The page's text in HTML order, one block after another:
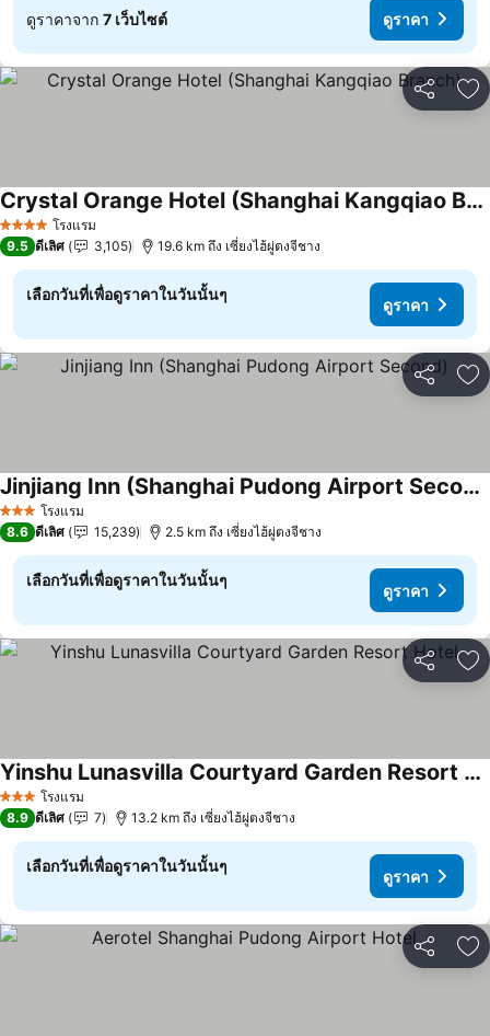
ดูราคาจาก 7 เว็บไซต์ ดูราคา
แชร์ เ
4 ดาว โรงแรม
Crystal Orange Hotel (Shanghai Kangqiao Branch)
9.5 ดีเลิศ 3,105 19.6 km ถึง เซี่ยงไฮ้ผู่ตงจีชาง
เลือกวันที่เพื่อดูราคาในวันนั้นๆ
ดูราคา
แชร์ เ
3 ดาว โรงแรม
Jinjiang Inn (Shanghai Pudong Airport Second)
8.6 ดีเลิศ 15,239 2.5 km ถึง เซี่ยงไฮ้ผู่ตงจีชาง
เลือกวันที่เพื่อดูราคาในวันนั้นๆ
ดูราคา
แชร์ เ
3 ดาว โรงแรม
Yinshu Lunasvilla Courtyard Garden Resort Hotel
8.9 ดีเลิศ 7 13.2 km ถึง เซี่ยงไฮ้ผู่ตงจีชาง
เลือกวันที่เพื่อดูราคาในวันนั้นๆ
ดูราคา
แชร์ เ